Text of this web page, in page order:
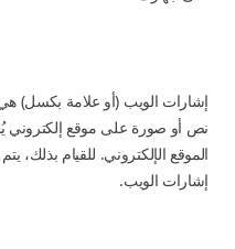
إشارات الويب (أو علامة بكسل)
نص أو صورة على موقع إلكتروني
الموقع الإلكتروني. للقيام بذلك،
إشارات الويب.